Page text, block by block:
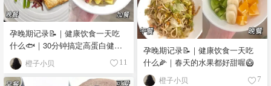
孕晚期记录📝｜健康饮食一天吃
什么🐟｜30分钟搞定高蛋白健康
晚餐🥦橙子小贝 11
孕晚期记录📝｜健康饮食一天吃
什么🌽｜春天的水果都好甜喔🥝
橙子小贝 7